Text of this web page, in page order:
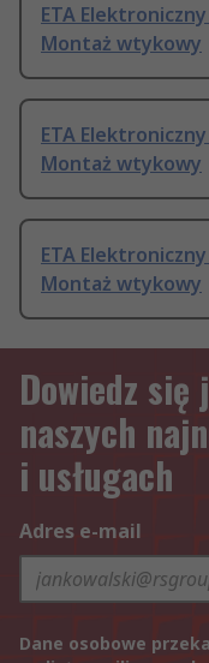
ETA
Montaż wtykowy
ETA
Montaż wtykowy
ETA
Montaż wtykowy
Dowiedz
naszych
i usługach
Adres e-mail
Dane osobowe